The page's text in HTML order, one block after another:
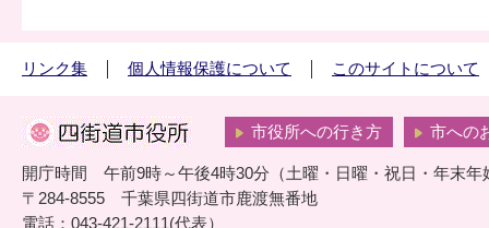
リンク集 個人情報保護について このサイトについて
市役所への行き方 市への
開庁時間 午前9時～午後4時30分（土曜・日曜・祝日・年末年
〒284-8555 千葉県四街道市鹿渡無番地
電話：043-421-2111(代表）